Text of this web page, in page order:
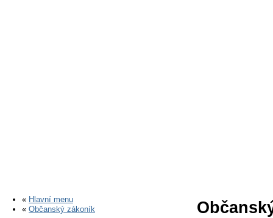
« Hlavní menu
« Občanský zákoník